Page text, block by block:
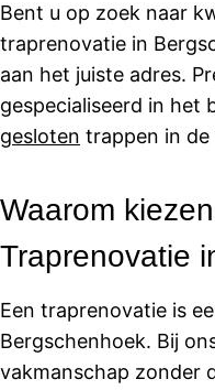
Bent u op zoek naar
traprenovatie in
aan het juiste adres.
gespecialiseerd in het
gesloten trappen in de
Waarom
Traprenovatie
Een traprenovatie is
Bergschenhoek. Bij
vakmanschap zonder